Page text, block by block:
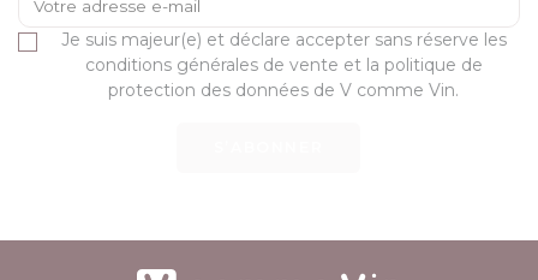
Je suis majeur(e) et déclare accepter sans réserve les
conditions générales de vente et la politique de
protection des données de V comme Vin.